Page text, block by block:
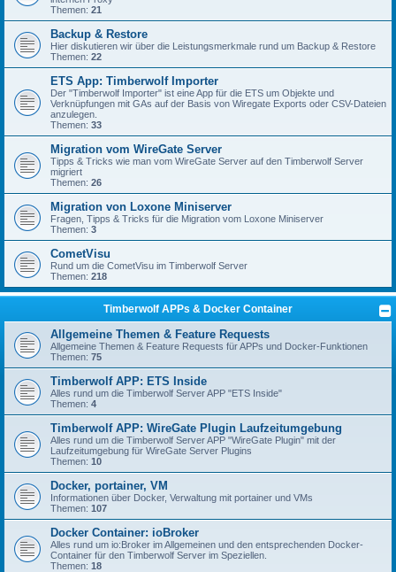
Themen: 21
Backup & Restore
Hier diskutieren wir über die Leistungsmerkmale rund um Backup & Restore
Themen: 22
ETS App: Timberwolf Importer
Der "Timberwolf Importer" ist eine App für die ETS um Objekte und
Verknüpfungen mit GAs auf der Basis von Wiregate Exports oder CSV-Dateien
anzulegen.
Themen: 33
Migration vom WireGate Server
Tipps & Tricks wie man vom WireGate Server auf den Timberwolf Server
migriert
Themen: 26
Migration von Loxone Miniserver
Fragen, Tipps & Tricks für die Migration vom Loxone Miniserver
Themen: 3
CometVisu
Rund um die CometVisu im Timberwolf Server
Themen: 218
Timberwolf APPs & Docker Container
Allgemeine Themen & Feature Requests
Allgemeine Themen & Feature Requests für APPs und Docker-Funktionen
Themen: 75
Timberwolf APP: ETS Inside
Alles rund um die Timberwolf Server APP "ETS Inside"
Themen: 4
Timberwolf APP: WireGate Plugin Laufzeitumgebung
Alles rund um die Timberwolf Server APP "WireGate Plugin" mit der
Laufzeitumgebung für WireGate Server Plugins
Themen: 10
Docker, portainer, VM
Informationen über Docker, Verwaltung mit portainer und VMs
Themen: 107
Docker Container: ioBroker
Alles rund um io:Broker im Allgemeinen und den entsprechenden Docker-
Container für den Timberwolf Server im Speziellen.
Themen: 18